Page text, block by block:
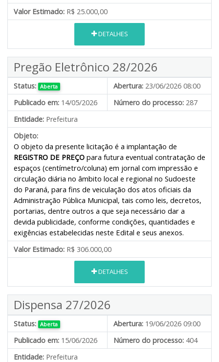
Valor Estimado: R$ 25.000,00
DETALHES
Pregão Eletrônico 28/2026
Status: Aberta Abertura: 23/06/2026 08:00
Publicado em: 14/05/2026 Número do processo: 287
Entidade: Prefeitura
Objeto:
O objeto da presente licitação é a implantação de
REGISTRO DE PREÇO para futura eventual contratação de
espaços (centímetro/coluna) em jornal com impressão e
circulação diária no âmbito local e regional no Sudoeste
do Paraná, para fins de veiculação dos atos oficiais da
Administração Pública Municipal, tais como leis, decretos,
portarias, dentre outros a que seja necessário dar a
devida publicidade, conforme condições, quantidades e
exigências estabelecidas neste Edital e seus anexos.
Valor Estimado: R$ 306.000,00
DETALHES
Dispensa 27/2026
Status: Aberta Abertura: 19/06/2026 09:00
Publicado em: 15/06/2026 Número do processo: 404
Entidade: Prefeitura